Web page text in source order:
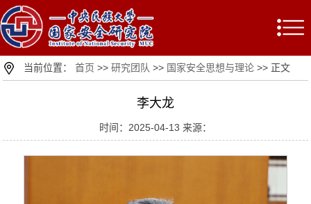
当前位置：首页 >>研究团队 >> 国家安全思想与理论 >> 正文
李大龙
时间：2025-04-13 来源：